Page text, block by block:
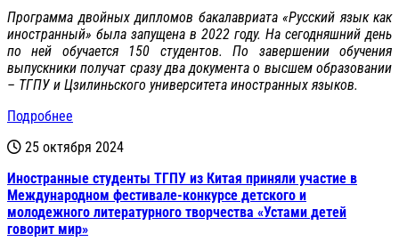
Программа двойных дипломов бакалавриата «Русский язык как
иностранный» была запущена в 2022 году. На сегодняшний день
по ней обучается 150 студентов. По завершении обучения
выпускники получат сразу два документа о высшем образовании
– ТГПУ и Цзилиньского университета иностранных языков.
Подробнее
25 октября 2024
Иностранные студенты ТГПУ из Китая приняли участие в
Международном фестивале-конкурсе детского и
молодежного литературного творчества «Устами детей
говорит мир»